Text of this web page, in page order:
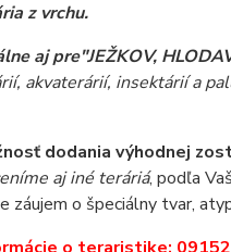
z vrchu.
aj pre"JEŽKOV,
akvaterárií, insektárií a
dodania výhodnej
aj iné teráriá, podľa
záujem o špeciálny tvar,